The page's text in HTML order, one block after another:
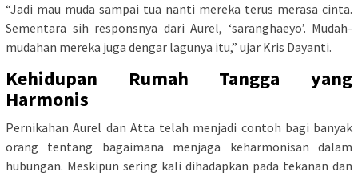
“Jadi mau muda sampai tua nanti mereka terus merasa cinta.
Sementara sih responsnya dari Aurel, ‘saranghaeyo’. Mudah-
mudahan mereka juga dengar lagunya itu,” ujar Kris Dayanti.
Kehidupan Rumah Tangga yang
Harmonis
Pernikahan Aurel dan Atta telah menjadi contoh bagi banyak
orang tentang bagaimana menjaga keharmonisan dalam
hubungan. Meskipun sering kali dihadapkan pada tekanan dan